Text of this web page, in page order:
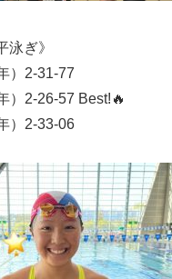
泳ぎ》
）2-31-77
）2-26-57 Best!🔥
）2-33-06